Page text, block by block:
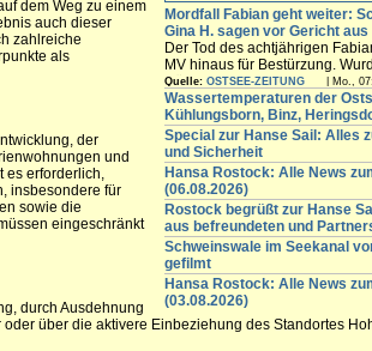
Mordfall Fabian geht weiter:
Gina H. sagen vor Gericht aus
Der Tod des achtjährigen
MV hinaus für Bestürzung.
Güstrow von der damaligen Ex-
ermordet? Das versucht ein
einer mehrwöchigen
am Donnerstag (6. August) am
Quelle: OSTSEE-ZEITUNG | Mo.,
Wassertemperaturen der
Kühlungsborn, Binz,
Special zur Hanse Sail: Alles
und Sicherheit
Hansa Rostock: Alle News
(06.08.2026)
Rostock begrüßt zur Hanse
aus befreundeten und
Schweinswale im Seekanal
gefilmt
Hansa Rostock: Alle News
(03.08.2026)
dem Weg zu einem
auch dieser
zahlreiche
als
der
und
es erforderlich,
insbesondere für
sowie die
eingeschränkt
durch Ausdehnung
über die aktivere Einbeziehung des Standortes